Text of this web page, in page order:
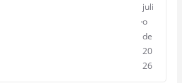
juli
o
de
20
26